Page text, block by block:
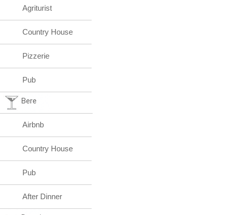
Agriturist
Country House
Pizzerie
Pub
Bere
Airbnb
Country House
Pub
After Dinner